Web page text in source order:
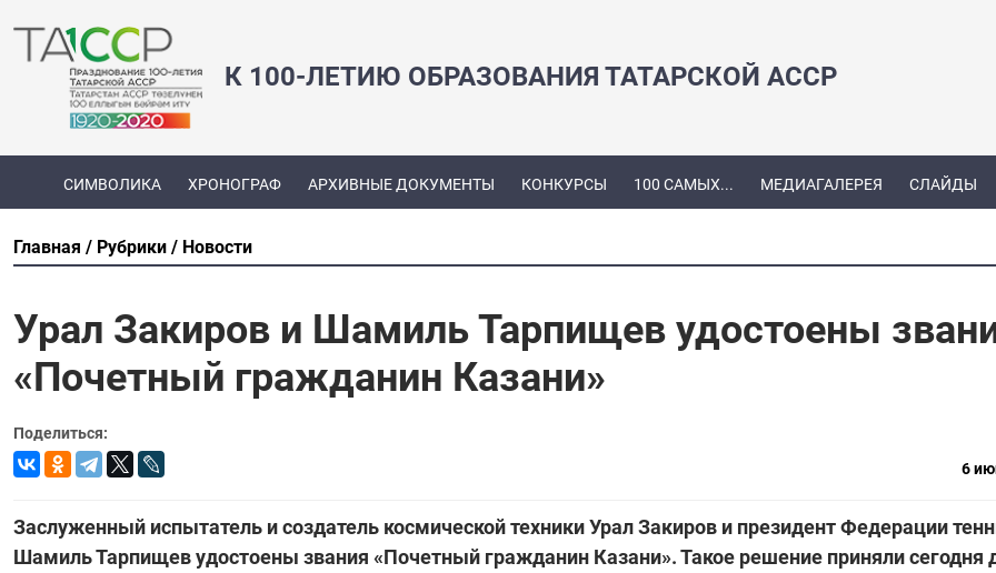
К 100-ЛЕТИЮ ОБРАЗОВАНИЯ ТАТАРСКОЙ АССР
СИМВОЛИКА ХРОНОГРАФ АРХИВНЫЕ ДОКУМЕНТЫ КОНКУРСЫ 100 САМЫХ... МЕДИАГАЛЕРЕЯ СЛАЙДЫ
Главная Рубрики Новости
Урал Закиров и Шамиль Тарпищев удостоены
«Почетный гражданин Казани»
Поделиться:
6
Заслуженный испытатель и создатель космической техники Урал Закиров и президент Федерации
Шамиль Тарпищев удостоены звания «Почетный гражданин Казани». Такое решение приняли сегодня